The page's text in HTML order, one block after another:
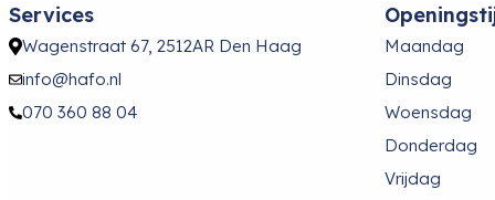
Services
Wagenstraat 67, 2512AR Den Haag
info@hafo.nl
070 360 88 04
Maandag
Dinsdag
Woensdag
Donderdag
Vrijdag